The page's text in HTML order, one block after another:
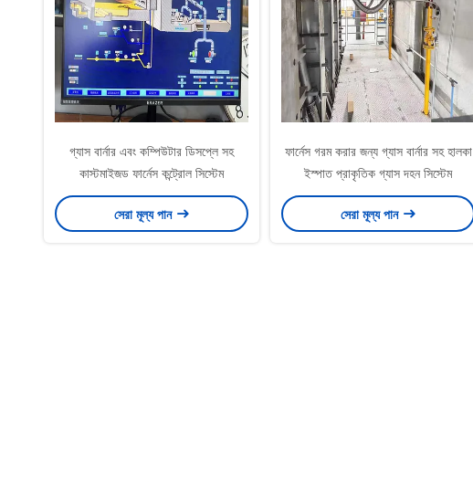
গ্যাস বার্নার এবং কম্পিউটার ডিসপ্লে সহ
কাস্টমাইজড ফার্নেস কন্ট্রোল সিস্টেম
সেরা মূল্য পান
ফার্নেস গরম করার জন্য গ্যাস বার্নার সহ হালকা
ইস্পাত প্রাকৃতিক গ্যাস দহন সিস্টেম
সেরা মূল্য পান